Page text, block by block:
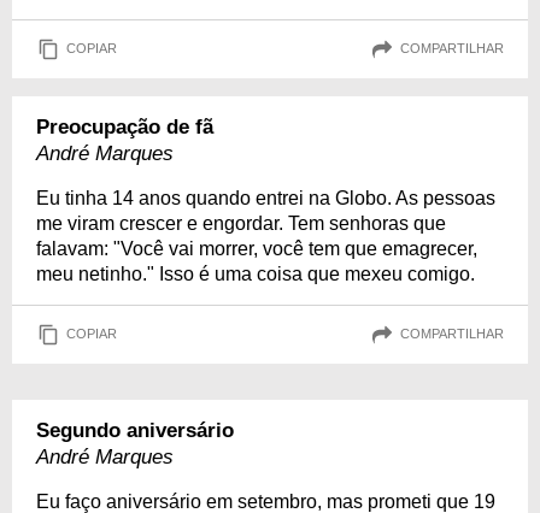
COPIAR COMPARTILHAR
Preocupação de fã
André Marques
Eu tinha 14 anos quando entrei na Globo. As pessoas
me viram crescer e engordar. Tem senhoras que
falavam: "Você vai morrer, você tem que emagrecer,
meu netinho." Isso é uma coisa que mexeu comigo.
COPIAR COMPARTILHAR
Segundo aniversário
André Marques
Eu faço aniversário em setembro, mas prometi que 19